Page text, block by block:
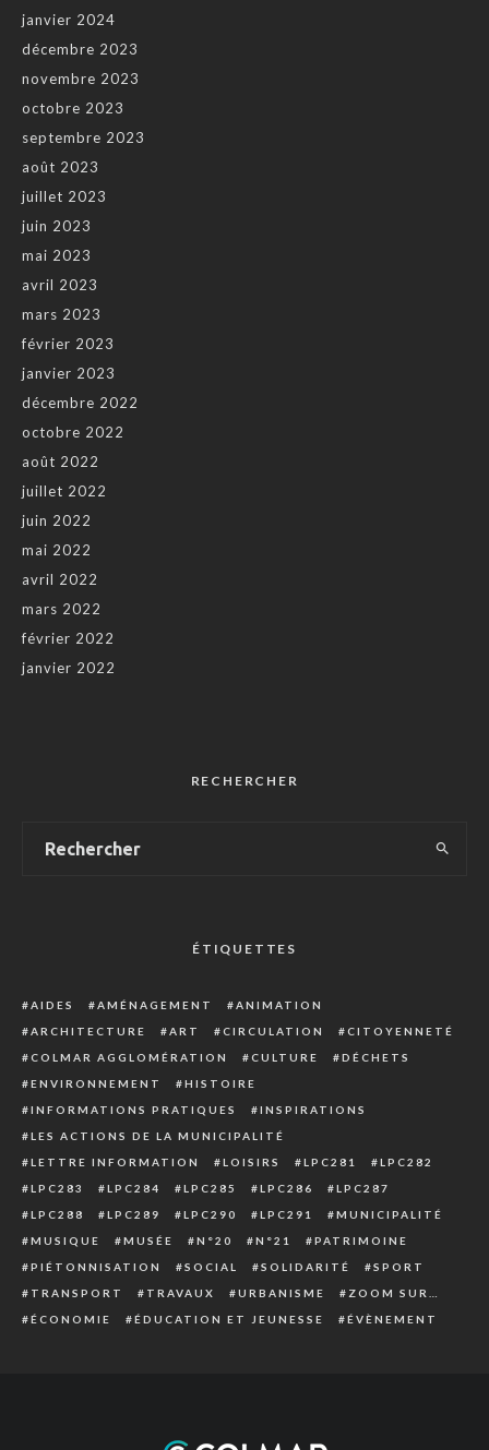
janvier 2024
décembre 2023
novembre 2023
octobre 2023
septembre 2023
août 2023
juillet 2023
juin 2023
mai 2023
avril 2023
mars 2023
février 2023
janvier 2023
décembre 2022
octobre 2022
août 2022
juillet 2022
juin 2022
mai 2022
avril 2022
mars 2022
février 2022
janvier 2022
RECHERCHER
ÉTIQUETTES
AIDES AMÉNAGEMENT
ANIMATION
ARCHITECTURE
ART CIRCULATION
CITOYENNETÉ
COLMAR AGGLOMÉRATION
CULTURE
DÉCHETS
ENVIRONNEMENT
HISTOIRE
INFORMATIONS PRATIQUES
INSPIRATIONS
LES ACTIONS DE LA MUNICIPALITÉ
LETTRE INFORMATION
LOISIRS LPC281
LPC282
LPC283
LPC284 LPC285 LPC286
LPC287
LPC288
LPC289 LPC290 LPC291
MUNICIPALITÉ
MUSIQUE
MUSÉE N°20 N°21
PATRIMOINE
PIÉTONNISATION
SOCIAL SOLIDARITÉ
SPORT
TRANSPORT
TRAVAUX URBANISME
ZOOM SUR…
ÉCONOMIE
ÉDUCATION ET JEUNESSE ÉVÈNEMENT